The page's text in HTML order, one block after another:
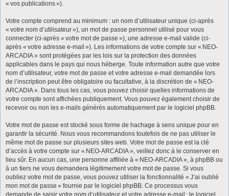
« vos publications »).
Votre compte comprend au minimum : un nom d’utilisateur unique (ci-après
« votre nom d’utilisateur »), un mot de passe personnel utilisé pour vous
connecter (ci-après « votre mot de passe »), une adresse e-mail valide (ci-
après « votre adresse e-mail »). Les informations de votre compte sur « NEO-
ARCADIA » sont protégées par les lois sur la protection des données
applicables dans le pays qui nous héberge. Toute information autre que votre
nom d’utilisateur, votre mot de passe et votre adresse e-mail demandée lors
de l’inscription peut être obligatoire ou facultative, à la discrétion de « NEO-
ARCADIA ». Dans tous les cas, vous pouvez choisir quelles informations de
votre compte sont affichées publiquement. Vous pouvez également choisir de
recevoir ou non les e-mails générés automatiquement par le logiciel phpBB.
Votre mot de passe est stocké sous forme de hachage à sens unique pour en
garantir la sécurité. Nous vous recommandons toutefois de ne pas utiliser le
même mot de passe sur plusieurs sites web. Votre mot de passe est la clé
d’accès à votre compte sur « NEO-ARCADIA », veillez donc à le conserver en
lieu sûr. En aucun cas, une personne affiliée à « NEO-ARCADIA », à phpBB ou
à un tiers ne vous demandera légitimement votre mot de passe. Si vous
oubliez votre mot de passe, vous pouvez utiliser la fonctionnalité « J’ai oublié
mon mot de passe » fournie par le logiciel phpBB. Ce processus vous
demande de saisir votre nom d’utilisateur et votre adresse e-mail ; le logiciel